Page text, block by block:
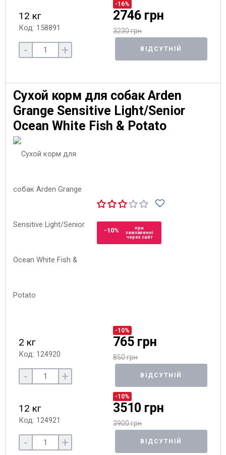
12 кг
Код: 158891
-16%
2746 грн
3230 грн
- + ВІДСУТНІЙ
Сухой корм для собак Arden
Grange Sensitive Light/Senior
Ocean White Fish & Potato
-10%
при
замовленні
через сайт
2 кг
Код: 124920
-10%
765 грн
850 грн
- + ВІДСУТНІЙ
12 кг
Код: 124921
-10%
3510 грн
3900 грн
- + ВІДСУТНІЙ